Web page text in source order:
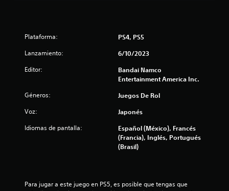
i
c
Plataforma: PS4, PS5
Lanzamiento: 6/10/2023
Editor:
Bandai Namco
Entertainment America Inc.
Géneros: Juegos De Rol
Voz: Japonés
Idiomas de pantalla:
Español (México), Francés
(Francia), Inglés, Portugués
(Brasil)
Para jugar a este juego en PS5, es posible que tengas que